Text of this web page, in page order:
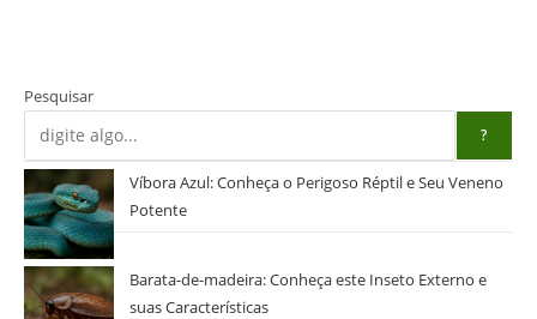
Pesquisar
?
Víbora Azul: Conheça o Perigoso Réptil e Seu Veneno
Potente
Barata-de-madeira: Conheça este Inseto Externo e
suas Características